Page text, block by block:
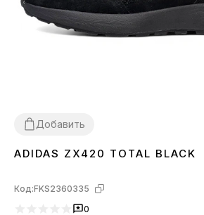
Добавить
41 4243444546
ADIDAS ZX420 TOTAL BLACK
Код:FKS2360335
0